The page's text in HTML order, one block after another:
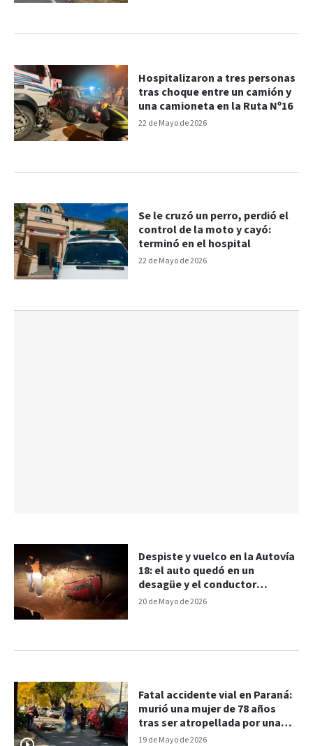
22 de Mayo de 2026
Hospitalizaron a tres personas
tras choque entre un camión y
una camioneta en la Ruta Nº16
22 de Mayo de 2026
Se le cruzó un perro, perdió el
control de la moto y cayó:
terminó en el hospital
20 de Mayo de 2026
Despiste y vuelco en la Autovía
18: el auto quedó en un
desagüe y el conductor
atrapado
19 de Mayo de 2026
Fatal accidente vial en Paraná:
murió una mujer de 78 años
tras ser atropellada por una
moto